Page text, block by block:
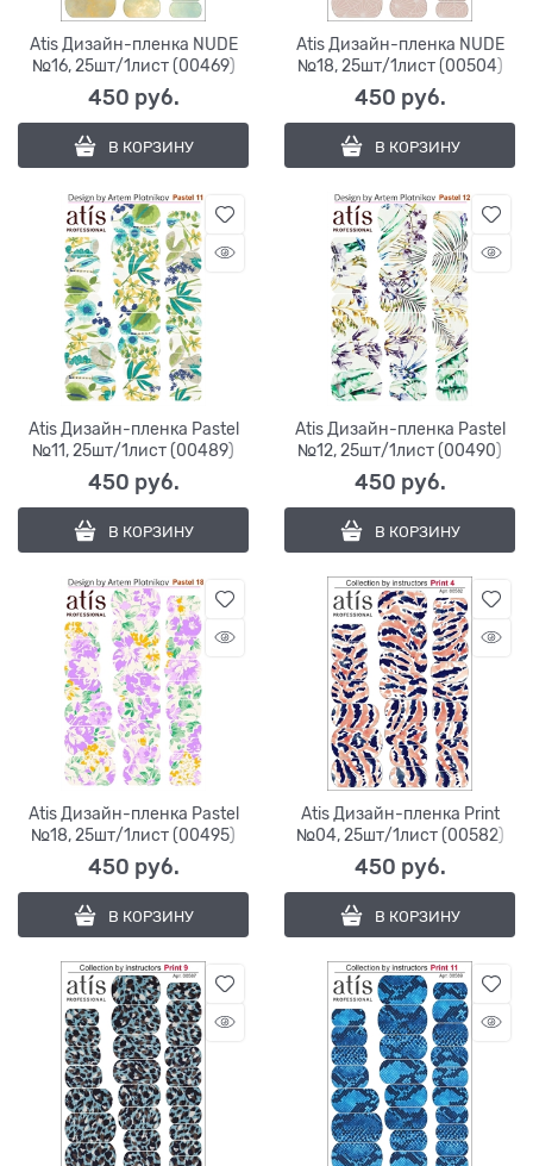
Atis Дизайн-пленка NUDE
№16, 25шт/1лист (00469)
450 руб.
В КОРЗИНУ
Atis Дизайн-пленка NUDE
№18, 25шт/1лист (00504)
450 руб.
В КОРЗИНУ
Atis Дизайн-пленка Pastel
№11, 25шт/1лист (00489)
450 руб.
В КОРЗИНУ
Atis Дизайн-пленка Pastel
№12, 25шт/1лист (00490)
450 руб.
В КОРЗИНУ
Atis Дизайн-пленка Pastel
№18, 25шт/1лист (00495)
450 руб.
В КОРЗИНУ
Atis Дизайн-пленка Print
№04, 25шт/1лист (00582)
450 руб.
В КОРЗИНУ